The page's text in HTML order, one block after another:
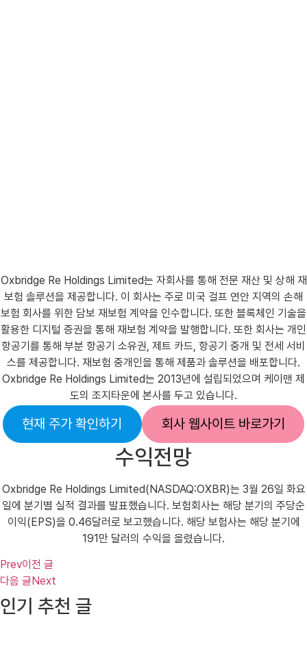
Oxbridge Re Holdings Limited는 자회사를 통해 전문 재산 및 상해 재
보험 솔루션을 제공합니다. 이 회사는 주로 미국 걸프 연안 지역의 손해
보험 회사를 위한 담보 재보험 계약을 인수합니다. 또한 블록체인 기술을
활용한 디지털 증권을 통해 재보험 계약을 발행합니다. 또한 회사는 개인
항공기를 통해 부분 항공기 소유권, 제트 카드, 항공기 중개 및 전세 서비
스를 제공합니다. 재보험 중개인을 통해 제품과 솔루션을 배포합니다.
Oxbridge Re Holdings Limited는 2013년에 설립되었으며 케이맨 제
도의 조지타운에 본사를 두고 있습니다.
현재 주가 확인하기 회사 웹사이트 바로가기
수익전망
Oxbridge Re Holdings Limited(NASDAQ:OXBR)는 3월 26일 화요
일에 분기별 실적 결과를 발표했습니다. 보험회사는 해당 분기의 주당순
이익(EPS)을 0.46달러로 보고했습니다. 해당 보험사는 해당 분기에
191만 달러의 수익을 올렸습니다.
Prev이전 글
다음 글Next
인기 추천 글